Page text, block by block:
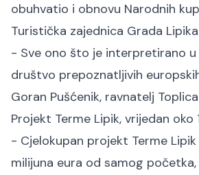
obuhvatio i obnovu Narodnih
Turistička zajednica Grada
- Sve ono što je interpretirano u
društvo prepoznatljivih
Goran Pušćenik, ravnatelj
Projekt Terme Lipik, vrijedan
- Cjelokupan projekt Terme
milijuna eura od samog